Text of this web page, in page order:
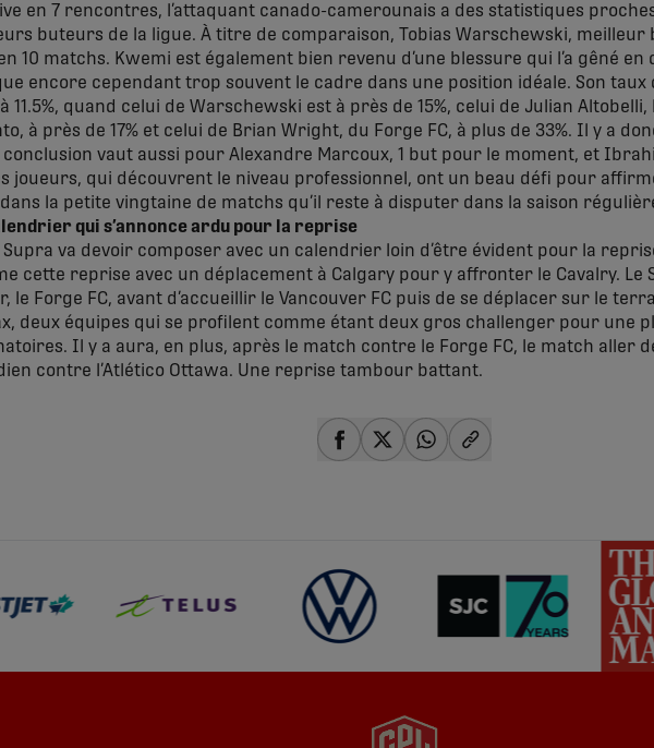
en 7 rencontres, l’attaquant canado-camerounais a des statistiques
buteurs de la ligue. À titre de comparaison, Tobias Warschewski, meilleur
10 matchs. Kwemi est également bien revenu d’une blessure qui l’a gêné en
encore cependant trop souvent le cadre dans une position idéale. Son taux
11.5%, quand celui de Warschewski est à près de 15%, celui de Julian
à près de 17% et celui de Brian Wright, du Forge FC, à plus de 33%. Il y a
conclusion vaut aussi pour Alexandre Marcoux, 1 but pour le moment, et
joueurs, qui découvrent le niveau professionnel, ont un beau défi pour
dans la petite vingtaine de matchs qu’il reste à disputer dans la saison
qui s’annonce ardu pour la reprise
Supra va devoir composer avec un calendrier loin d’être évident pour la
cette reprise avec un déplacement à Calgary pour y affronter le Cavalry. Le
le Forge FC, avant d’accueillir le Vancouver FC puis de se déplacer sur le
deux équipes qui se profilent comme étant deux gros challenger pour une
Il y a aura, en plus, après le match contre le Forge FC, le match aller
contre l’Atlético Ottawa. Une reprise tambour battant.